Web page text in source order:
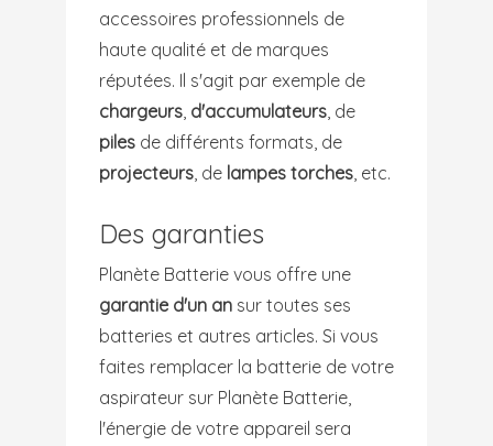
accessoires professionnels de
haute qualité et de marques
réputées. Il s'agit par exemple de
chargeurs d'accumulateurs , de
piles de différents formats, de
projecteurs , de lampes torches , etc.
Des garanties
Planète Batterie vous offre une
garantie d'un an sur toutes ses
batteries et autres articles. Si vous
faites remplacer la batterie de votre
aspirateur sur Planète Batterie,
l'énergie de votre appareil sera